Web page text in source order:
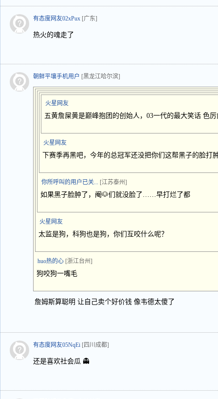
有态度网友02xPux [广东]
热火的魂走了
朝鲜平壤手机用户 [黑龙江哈尔滨]
火星网友
五黄詹屎黄是巅峰抱团的创始人，03一代的最大笑话 色
火星网友
下赛季再黑吧，今年的总冠军还没把你们这帮黑子的脸打
你所呼叫的用户已关... [江苏泰州]
如果黑子脸肿了，阉🐶们就没脸了……早打烂了都
火星网友
太监是狗，科狗也是狗，你们互咬什么呢？
huo热的心 [浙江台州]
狗咬狗一嘴毛
詹姆斯算聪明 让自己卖个好价钱 像韦德太傻了
有态度网友05NqEi [四川成都]
还是喜欢社会瓜 👻